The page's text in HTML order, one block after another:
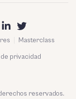
Masterclass
privacidad
reservados.